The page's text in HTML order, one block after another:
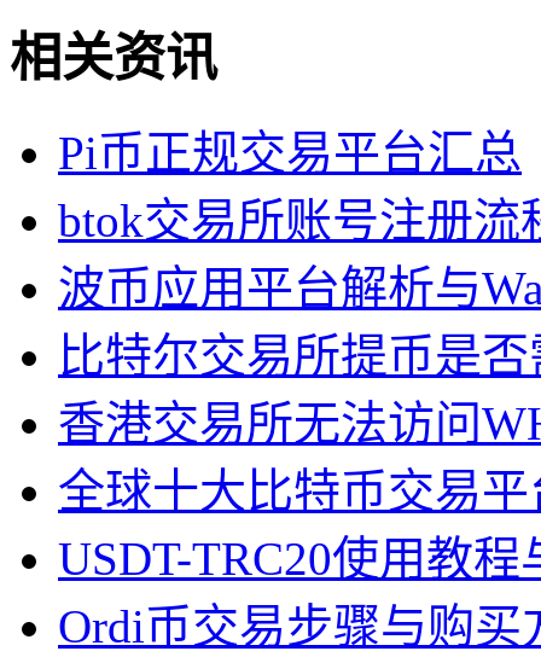
相关资讯
Pi币正规交易平台汇总
btok交易所账号注册流
波币应用平台解析与
比特尔交易所提币是
香港交易所无法访问
全球十大比特币交易
USDT-TRC20使用教
Ordi币交易步骤与购买